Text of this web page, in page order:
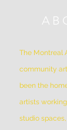
The Montreal
community
been the
artists
studio